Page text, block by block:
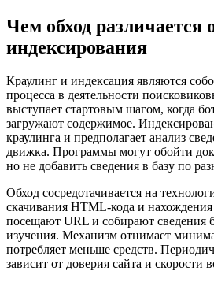
Чем обход различается
индексирования
Краулинг и индексация являются
процесса в деятельности
выступает стартовым шагом, когда
загружают содержимое.
краулинга и предполагает анализ
движка. Программы могут обойти
но не добавить сведения в базу по
Обход сосредотачивается на
скачивания HTML-кода и
посещают URL и собирают сведения
изучения. Механизм отнимает
потребляет меньше средств.
зависит от доверия сайта и скорости